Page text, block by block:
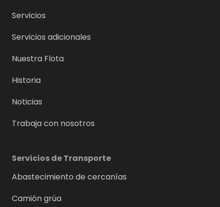
Servicios
Servicios adicionales
Nuestra Flota
Historia
Noticias
Trabaja con nosotros
Servicios de Transporte
Abastecimiento de cercanías
Camión grúa